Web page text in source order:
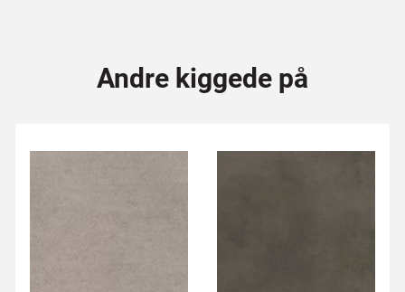
Andre kiggede på